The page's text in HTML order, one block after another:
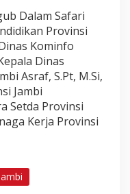
Dalam Safari
Provinsi
Kominfo
Dinas
Asraf, S.Pt, M.Si,
Jambi
Setda Provinsi
Kerja Provinsi